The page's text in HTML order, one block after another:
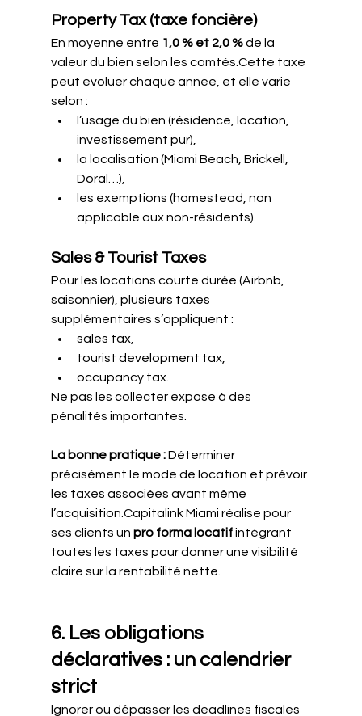
Property Tax (taxe foncière)
En moyenne entre 1,0 % et 2,0 % de la
valeur du bien selon les comtés.Cette taxe
peut évoluer chaque année, et elle varie
selon :
l’usage du bien (résidence, location,
investissement pur),
la localisation (Miami Beach, Brickell,
Doral…),
les exemptions (homestead, non
applicable aux non-résidents).
Sales & Tourist Taxes
Pour les locations courte durée (Airbnb,
saisonnier), plusieurs taxes
supplémentaires s’appliquent :
sales tax,
tourist development tax,
occupancy tax.
Ne pas les collecter expose à des
pénalités importantes.
La bonne pratique : Déterminer
précisément le mode de location et prévoir
les taxes associées avant même
l’acquisition.Capitalink Miami réalise pour
ses clients un pro forma locatif intégrant
toutes les taxes pour donner une visibilité
claire sur la rentabilité nette.
6. Les obligations
déclaratives : un calendrier
strict
Ignorer ou dépasser les deadlines fiscales